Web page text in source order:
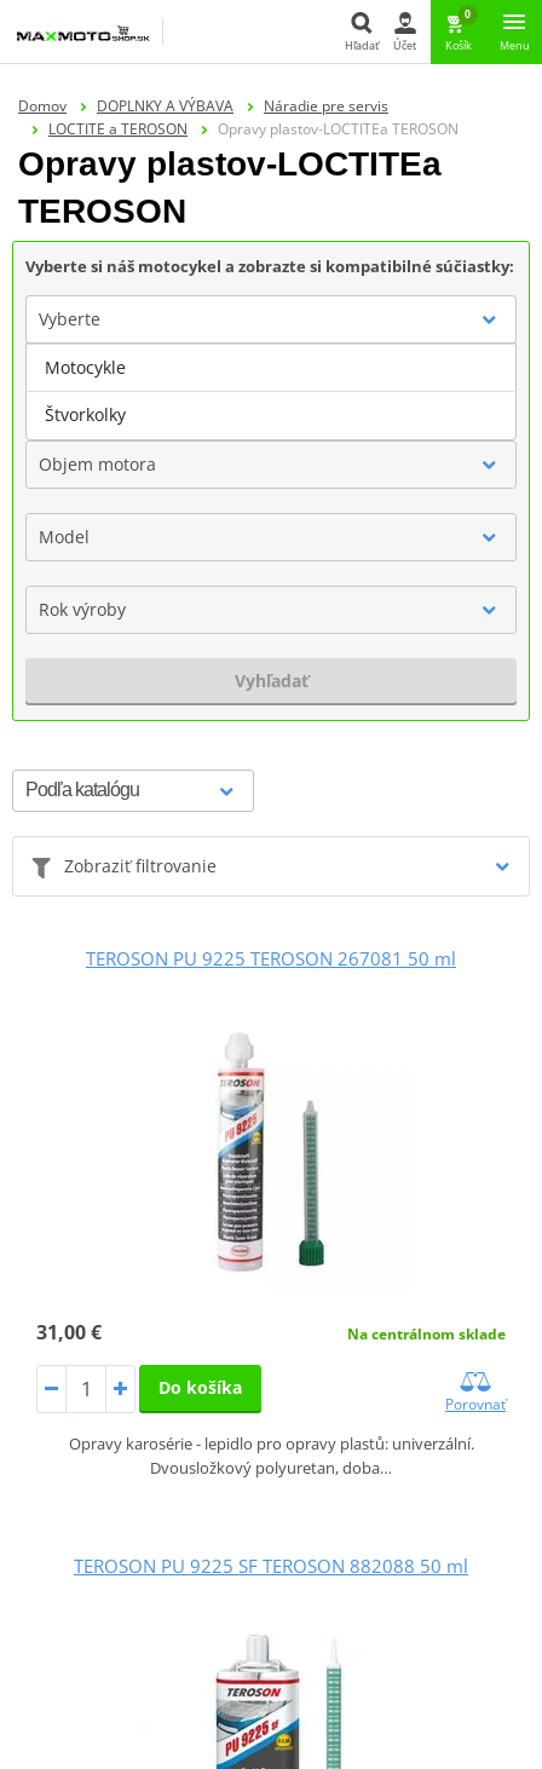
Hľadať Účet
0
Košík Menu
Domov DOPLNKY A VÝBAVA
Náradie pre servis
LOCTITE a TEROSON
Opravy plastov-LOCTITEa TEROSON
Opravy plastov-LOCTITEa
TEROSON
Vyberte si náš motocykel a zobrazte si kompatibilné súčiastky:
Vyberte
Značka
Objem motora
Model
Rok výroby
Vyhľadať
Zobraziť filtrovanie
TEROSON PU 9225 TEROSON 267081 50 ml
31,00 € Na centrálnom sklade
Do košíka
Porovnať
Opravy karosérie - lepidlo pro opravy plastů: univerzální.
Dvousložkový polyuretan, doba…
TEROSON PU 9225 SF TEROSON 882088 50 ml
Motocykle
Štvorkolky